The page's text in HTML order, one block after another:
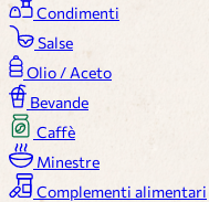
Condimenti
Salse
Olio / Aceto
Bevande
Caffè
Minestre
Complementi alimentari